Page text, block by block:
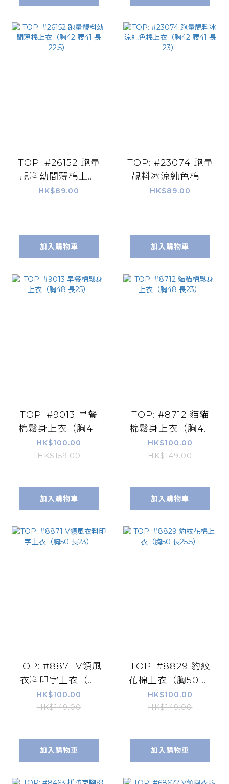
TOP: #26152 跑量
靚料幼間薄棉上衣
（胸42 腰41 長
HK$89.00
加入購物車
TOP: #23074 跑量
靚料冰涼純色棉上
衣（胸42 腰41 長
HK$89.00
加入購物車
TOP: #9013 早餐
棉鬆身上衣（胸48
長25）
HK$100.00
HK$159.00
加入購物車
TOP: #8712 貓貓
棉鬆身上衣（胸48
長23）
HK$100.00
HK$149.00
加入購物車
TOP: #8871 V領風
衣料印字上衣（胸
50 長23）
HK$100.00
HK$149.00
加入購物車
TOP: #8829 豹紋
花棉上衣（胸50 長
25.5）
HK$100.00
HK$149.00
加入購物車